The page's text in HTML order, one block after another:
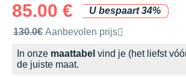
85.00 €
U bespaart 34%
Door het merk aanbevolen verkoopprijs
130.0€ Aanbevolen prijs
In onze maattabel vind je (het liefst
de juiste maat.